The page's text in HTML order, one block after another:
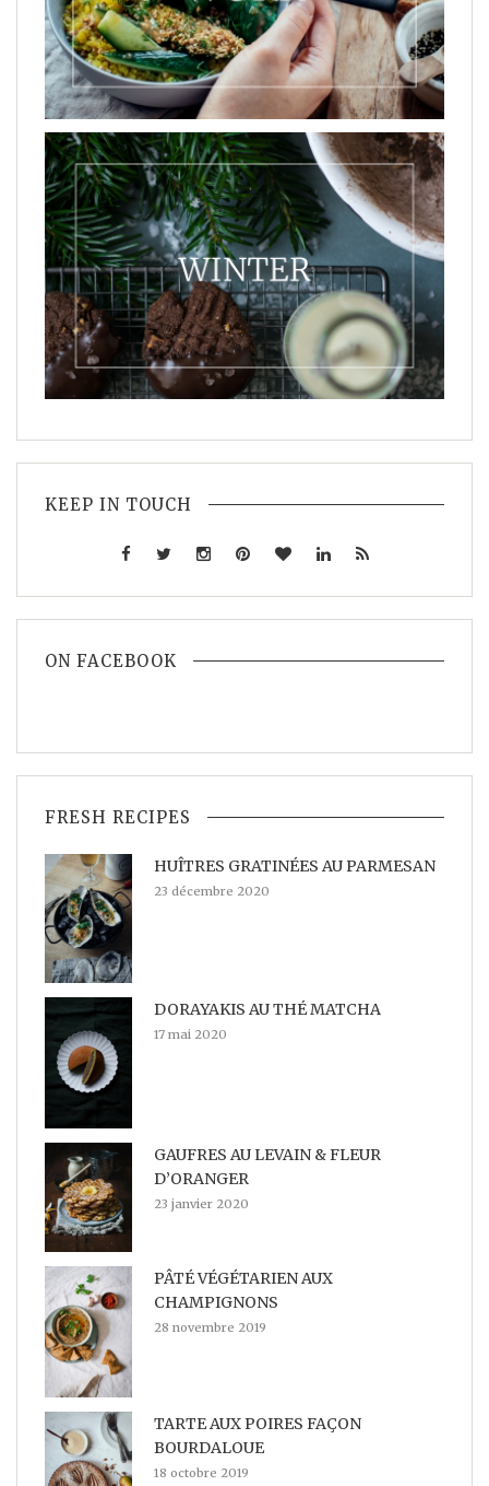
KEEP IN TOUCH
ON FACEBOOK
FRESH RECIPES
HUÎTRES GRATINÉES AU PARMESAN
23 décembre 2020
DORAYAKIS AU THÉ MATCHA
17 mai 2020
GAUFRES AU LEVAIN & FLEUR
D’ORANGER
23 janvier 2020
PÂTÉ VÉGÉTARIEN AUX
CHAMPIGNONS
28 novembre 2019
TARTE AUX POIRES FAÇON
BOURDALOUE
18 octobre 2019